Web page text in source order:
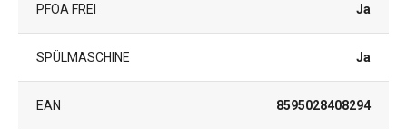
PFOA FREI Ja
SPÜLMASCHINE Ja
EAN 8595028408294